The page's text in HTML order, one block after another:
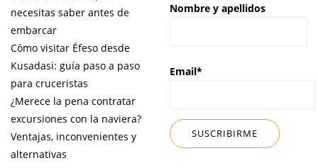
necesitas saber antes de
embarcar
Cómo visitar Éfeso desde
Kusadasi: guía paso a paso
para cruceristas
¿Merece la pena contratar
excursiones con la naviera?
Ventajas, inconvenientes y
alternativas
Nombre y apellidos
Email*